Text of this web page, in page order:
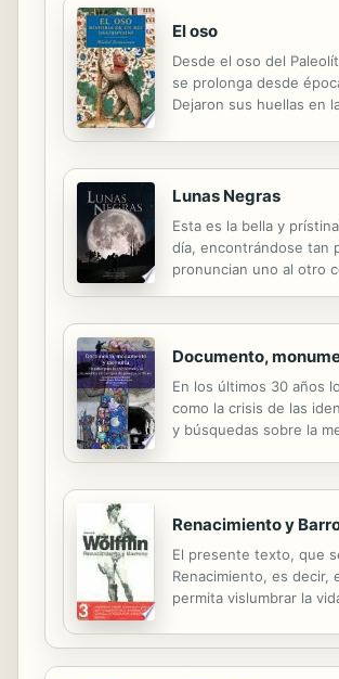
El oso
Desde el oso del
se prolonga desde
Dejaron sus huellas en
Lunas Negras
Esta es la bella y
día, encontrándose tan
pronuncian uno al otro
Documento,
En los últimos 30 años
como la crisis de las
y búsquedas sobre la
Renacimiento y
El presente texto, que
Renacimiento, es decir,
permita vislumbrar la